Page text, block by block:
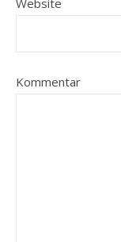
Kommentar